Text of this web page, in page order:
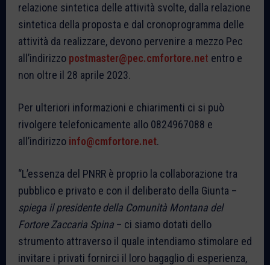
relazione sintetica delle attività svolte, dalla relazione
sintetica della proposta e dal cronoprogramma delle
attività da realizzare, devono pervenire a mezzo Pec
all’indirizzo postmaster@pec.cmfortore.net entro e
non oltre il 28 aprile 2023.
Per ulteriori informazioni e chiarimenti ci si può
rivolgere telefonicamente allo 0824967088 e
all’indirizzo info@cmfortore.net.
“L’essenza del PNRR è proprio la collaborazione tra
pubblico e privato e con il deliberato della Giunta –
spiega il presidente della Comunità Montana del
Fortore Zaccaria Spina – ci siamo dotati dello
strumento attraverso il quale intendiamo stimolare ed
invitare i privati fornirci il loro bagaglio di esperienza,